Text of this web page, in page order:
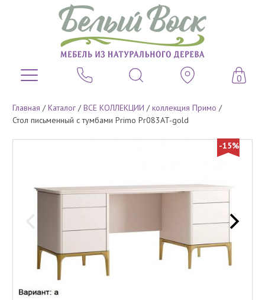
0
Главная /Каталог /ВСЕ КОЛЛЕКЦИИ /коллекция Примо /
Стол письменный с тумбами Primo Pr083AT-gold
-15%